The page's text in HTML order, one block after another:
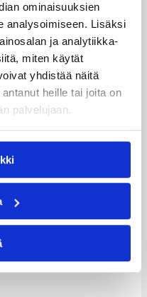
ominaisuuksien
analysoimiseen. Lisäksi
ja analytiikka-
miten käytät
yhdistää näitä
heille tai joita on
palvelujaan.
tavoitteena. Nyt
tavoite. Ensimmäisenä
treenaamaan niiden
Maxhuni asettaa
huipulle asti.
tai jonnekin
tavoite. Jokainen
pistämään
ensi viikon
Torpan